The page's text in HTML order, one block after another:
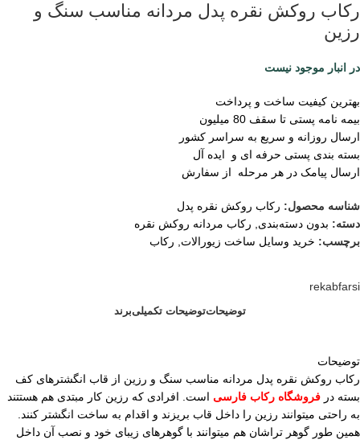
رکاب روکش نقره پدل مردانه مناسب سنگ و
رزین
در انبار موجود نیست
بهترین کیفیت ساخت و پرداخت
بیمه نامه پستی تا سقف 80 میلیون
ارسال روزانه و سریع به سراسر کشور
بسته بندی پستی حرفه ای و ایده آل
ارسال پیامک در هر مرحله از سفارش
شناسه محصول: رکاب روکش نقره پدل
دسته: بدون دسته‌بندی, رکاب مردانه روکش نقره
برچسب: خرید وسایل ساخت زیورالات, رکاب
rekabfarsi
توضیحاتتوضیحات تکمیلیبرند
توضیحات
رکاب روکش نقره پدل مردانه مناسب سنگ و رزین از قاب انگشترهای کف
بسته در فروشگاه رکاب فارسی است. افرادی که رزین کار مبتدی هم هستتند
به راحتی میتوانند رزین را داخل قاب بریزند و اقدام به ساخت انگشتر کنند.
همین طور گوهر تراشان هم میتوانند با گوهرهای زیبای خود و نصب آن داخل